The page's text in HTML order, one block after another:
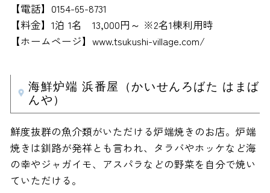
【電話】0154-65-8731
【料金】1泊 1名 13,000円～ ※2名1棟利用時
【ホームページ】www.tsukushi-village.com/
海鮮炉端 浜番屋（かいせんろばた はまば
んや）
鮮度抜群の魚介類がいただける炉端焼きのお店。炉端
焼きは釧路が発祥とも言われ、タラバやホッケなど海
の幸やジャガイモ、アスパラなどの野菜を自分で焼い
ていただける。